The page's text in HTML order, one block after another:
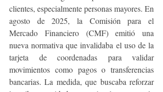
clientes, especialmente personas mayores. En
agosto de 2025, la Comisión para el
Mercado Financiero (CMF) emitió una
nueva normativa que invalidaba el uso de la
tarjeta de coordenadas para validar
movimientos como pagos o transferencias
bancarias. La medida, que buscaba reforzar